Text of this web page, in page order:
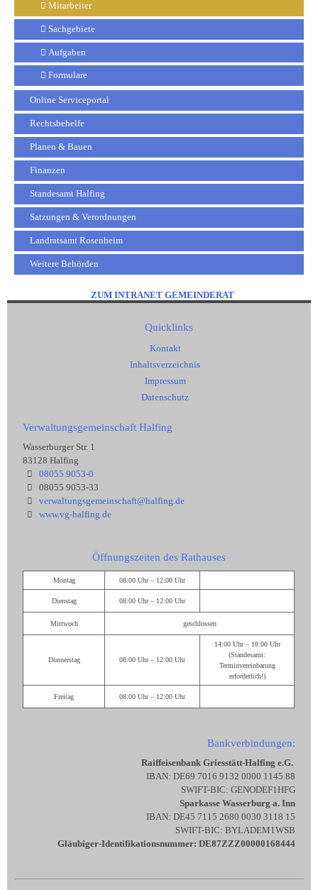
Mitarbeiter
Sachgebiete
Aufgaben
Formulare
Online Serviceportal
Rechtsbehelfe
Planen & Bauen
Finanzen
Standesamt Halfing
Satzungen & Verordnungen
Landratsamt Rosenheim
Weitere Behörden
ZUM INTRANET GEMEINDERAT
Quicklinks
Kontakt
Inhaltsverzeichnis
Impressum
Datenschutz
Verwaltungsgemeinschaft Halfing
Wasserburger Str. 1
83128 Halfing
08055 9053-0
08055 9053-33
verwaltungsgemeinschaft@halfing.de
www.vg-halfing.de
Öffnungszeiten des Rathauses
Montag 08:00 Uhr – 12:00 Uhr
Dienstag 08:00 Uhr – 12:00 Uhr
Mittwoch geschlossen
Donnerstag 08:00 Uhr – 12:00 Uhr
14:00 Uhr – 18:00 Uhr
(Standesamt:
Terminvereinbarung
erforderlich!)
Freitag 08:00 Uhr – 12:00 Uhr
Bankverbindungen:
Raiffeisenbank Griesstätt-Halfing e.G.
IBAN: DE69 7016 9132 0000 1145 88
SWIFT-BIC: GENODEF1HFG
Sparkasse Wasserburg a. Inn
IBAN: DE45 7115 2680 0030 3118 15
SWIFT-BIC: BYLADEM1WSB
Gläubiger-Identifikationsnummer: DE87ZZZ00000168444